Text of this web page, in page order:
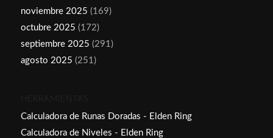
noviembre 2025 (169)
octubre 2025 (172)
septiembre 2025 (291)
agosto 2025 (251)
HERRAMIENTAS
Calculadora de Runas Doradas - Elden Ring
Calculadora de Niveles - Elden Ring